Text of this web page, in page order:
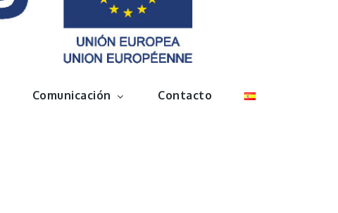
Comunicación Contacto